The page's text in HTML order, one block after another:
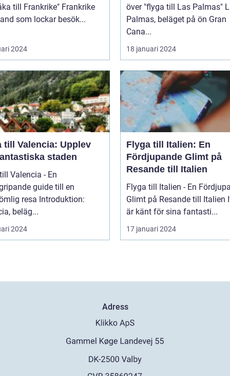
till Frankrike" Frankrike
som lockar besök...
2024
över "flyga till Las Palmas" Las
Palmas, beläget på ön Gran
Cana...
18 januari 2024
till Valencia: Upplev
staden
Valencia - En
guide till en
Introduktion:
beläg...
2024
Flyga till Italien: En
Fördjupande Glimt på
Resande till Italien
Flyga till Italien - En
Glimt på Resande till Italien Italien
är känt för sina fantasti...
17 januari 2024
Adress